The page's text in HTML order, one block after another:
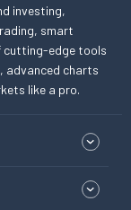
investing,
smart
cutting-edge tools
advanced charts
like a pro.